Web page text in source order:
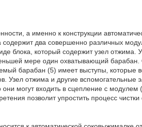
а именно к конструкции
два совершенно различных
блока, который содержит узел
мере один охватывающий
барабан (5) имеет выступы, которые
Узел отжима и другие вспомогательные
они могут входить в сцепление с
позволит упростить процесс